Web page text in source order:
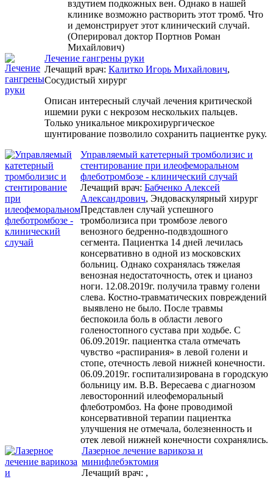
вздутием подкожных вен. Однако в нашей
клинике возможно растворить этот тромб. Что
и демонстрирует этот клинический случай.
(Оперировал доктор Портнов Роман
Михайлович)
Лечение гангрены руки
Лечащий врач: Калитко Игорь Михайлович,
Сосудистый хирург
Описан интересный случай лечения критической
ишемии руки с некрозом нескольких пальцев.
Только уникальное микрохирургическое
шунтирование позволило сохранить пациентке руку.
Управляемый катетерный тромболизис и
стентирование при илеофеморальном
флеботромбозе - клинический случай
Лечащий врач: Бабченко Алексей
Александрович, Эндоваскулярный хирург
Представлен случай успешного
тромболизиса при тромбозе левого
венозного бедренно-подвздошного
сегмента. Пациентка 14 дней лечилась
консервативно в одной из московских
больниц. Однако сохранялась тяжелая
венозная недостаточность, отек и цианоз
ноги. 12.08.2019г. получила травму голени
слева. Костно-травматических повреждений
выявлено не было. После травмы
беспокоила боль в области левого
голеностопного сустава при ходьбе. С
06.09.2019г. пациентка стала отмечать
чувство «распирания» в левой голени и
стопе, отечность левой нижней конечности.
06.09.2019г. госпитализирована в городскую
больницу им. В.В. Вересаева с диагнозом
левосторонний илеофеморальный
флеботромбоз. На фоне проводимой
консервативной терапии пациентка
улучшения не отмечала, болезненность и
отек левой нижней конечности сохранялись.
Лазерное лечение варикоза и
минифлебэктомия
Лечащий врач: ,